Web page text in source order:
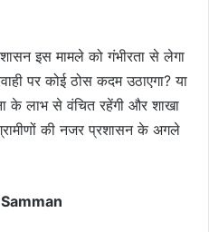
इस मामले को गंभीरता से लेगा
पर कोई ठोस कदम उठाएगा? या
के लाभ से वंचित रहेंगी और शाखा
की नजर प्रशासन के अगले